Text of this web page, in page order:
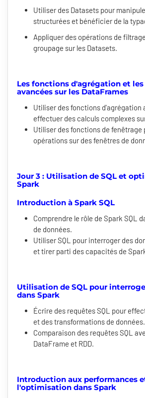
Utiliser des Datasets pour
structurées et bénéficier de la
Appliquer des opérations de
groupage sur les Datasets.
Les fonctions d'agrégation et
avancées sur les DataFrames
Utiliser des fonctions d'agrégation
effectuer des calculs complexes
Utiliser des fonctions de fenêtrage
opérations sur des fenêtres de
Jour 3 : Utilisation de SQL et
Spark
Introduction à Spark SQL
Comprendre le rôle de Spark SQL
de données.
Utiliser SQL pour interroger des
et tirer parti des capacités de
Utilisation de SQL pour
dans Spark
Écrire des requêtes SQL pour
et des transformations de données.
Comparaison des requêtes SQL
DataFrame et RDD.
Introduction aux performances
l'optimisation dans Spark